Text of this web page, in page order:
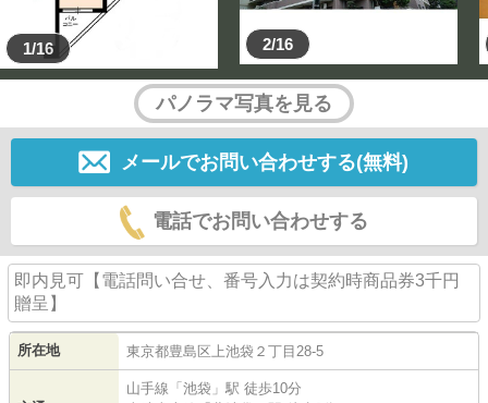
1/16 2/16
パノラマ写真を見る
メールでお問い合わせする(無料)
電話でお問い合わせする
即内見可【電話問い合せ、番号入力は契約時商品券3千円
贈呈】
所在地 東京都豊島区 上池袋 ２丁目28-5
山手線 「 池袋 」駅 徒歩10分